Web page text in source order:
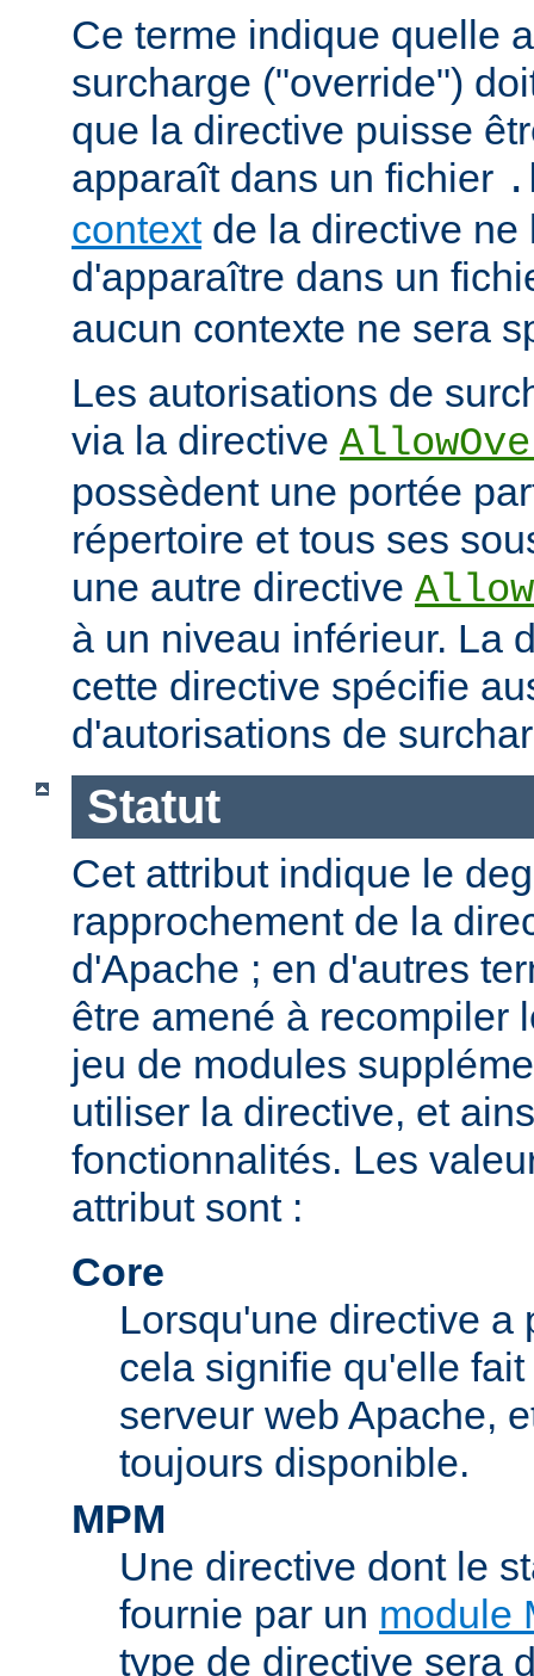
Ce terme indique quelle
surcharge ("override")
que la directive puisse
apparaît dans un fichier
contextde la directive ne
d'apparaître dans un
aucun contexte ne sera
Les autorisations de
via la directive
possèdent une portée
répertoire et tous ses
une autre directive
à un niveau inférieur. La
cette directive spécifie
d'autorisations de
Statut
Cet attribut indique le
rapprochement de la
d'Apache ; en d'autres
être amené à recompiler
jeu de modules
utiliser la directive, et
fonctionnalités. Les
attribut sont :
Core
Lorsqu'une directive a
cela signifie qu'elle
serveur web Apache,
toujours disponible.
MPM
Une directive dont le
fournie par un module
type de directive sera